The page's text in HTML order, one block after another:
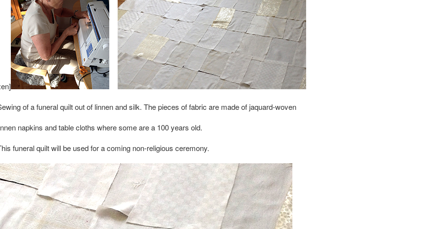
of a funeral quilt out of linnen and silk. The pieces of fabric are made of jaquard-woven
napkins and table cloths where some are a 100 years old.
funeral quilt will be used for a coming non-religious ceremony.